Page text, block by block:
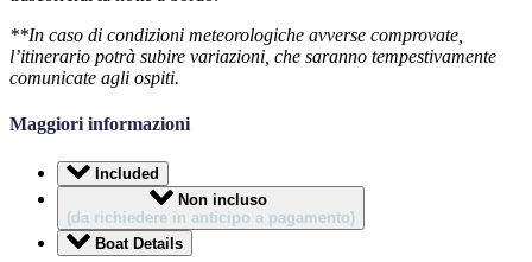
**In caso di condizioni meteorologiche avverse comprovate,
l’itinerario potrà subire variazioni, che saranno tempestivamente
comunicate agli ospiti.
Maggiori informazioni
Included
Non incluso
(da richiedere in anticipo a pagamento)
Boat Details